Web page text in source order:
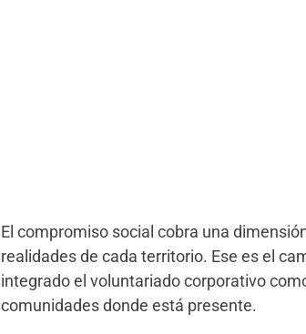
El compromiso social cobra una
realidades de cada territorio. Ese es el
integrado el voluntariado corporativo
comunidades donde está presente.